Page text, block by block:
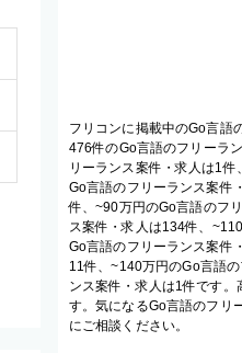
フリコンに掲載中のGo言語
476件のGo言語のフリーラ
リーランス案件・求人は1
Go言語のフリーランス案件
件、~90万円のGo言語のフ
ス案件・求人は134件、
Go言語のフリーランス案件
11件、~140万円のGo言語
ンス案件・求人は1件です。
す。気になるGo言語のフリ
にご相談ください。